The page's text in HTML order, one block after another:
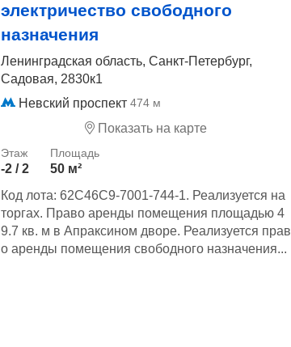
электричество свободного
назначения
Ленинградская область, Санкт-Петербург,
Садовая, 2830к1
Невский проспект 474 м
Показать на карте
-2 / 2
50 м²
Код лота: 62C46C9-7001-744-1. Реализуется на
торгах. Право аренды помещения площадью 4
9.7 кв. м в Апраксином дворе. Реализуется прав
о аренды помещения свободного назначения...